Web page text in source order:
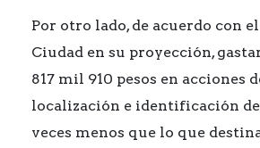
Por otro lado, de acuerdo con
Ciudad en su proyección,
817 mil 910 pesos en acciones
localización e identificación de
veces menos que lo que